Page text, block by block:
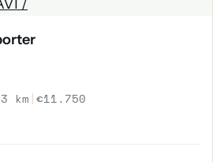
km |€11.750